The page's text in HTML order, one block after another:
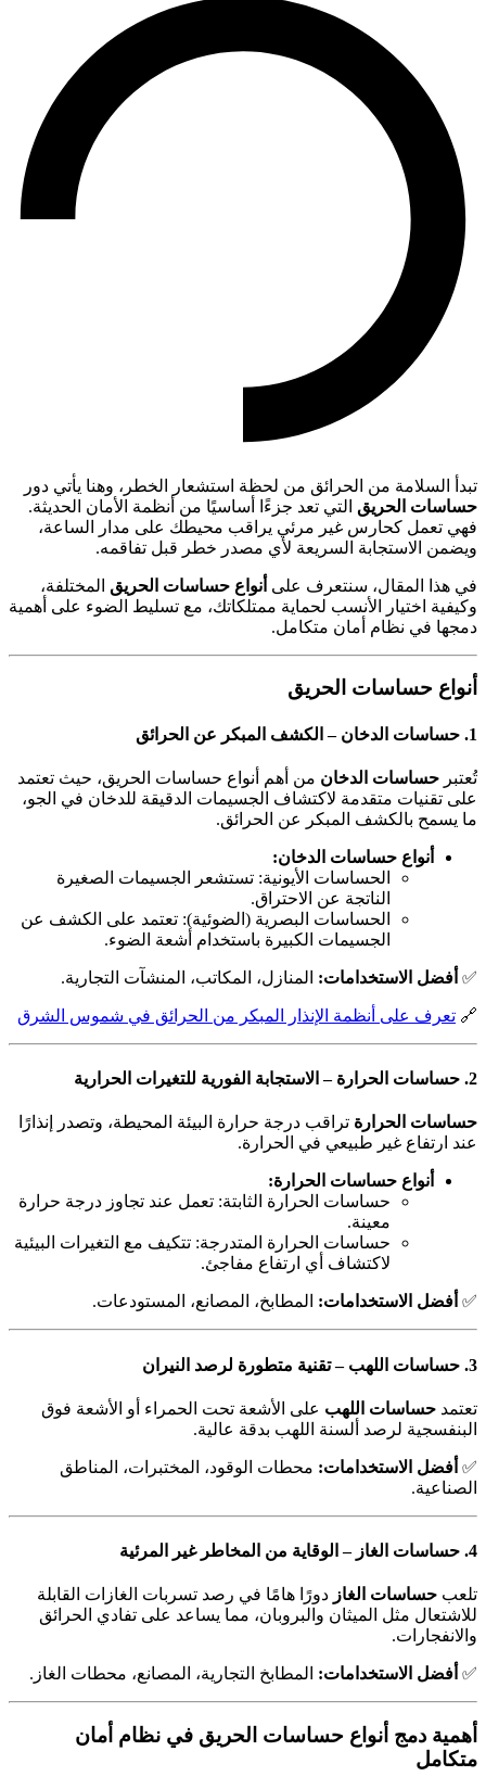
تبدأ السلامة من الحرائق من لحظة استشعار الخطر، وهنا يأتي دور
حساسات الحريق التي تعد جزءًا أساسيًا من أنظمة الأمان الحديثة.
فهي تعمل كحارس غير مرئي يراقب محيطك على مدار الساعة،
ويضمن الاستجابة السريعة لأي مصدر خطر قبل تفاقمه.
في هذا المقال، سنتعرف على أنواع حساسات الحريق المختلفة،
وكيفية اختيار الأنسب لحماية ممتلكاتك، مع تسليط الضوء على أهمية
دمجها في نظام أمان متكامل.
أنواع حساسات الحريق
1. حساسات الدخان – الكشف المبكر عن الحرائق
تُعتبر حساسات الدخان من أهم أنواع حساسات الحريق، حيث تعتمد
على تقنيات متقدمة لاكتشاف الجسيمات الدقيقة للدخان في الجو،
ما يسمح بالكشف المبكر عن الحرائق.
أنواع حساسات الدخان:
الحساسات الأيونية: تستشعر الجسيمات الصغيرة
الناتجة عن الاحتراق.
الحساسات البصرية (الضوئية): تعتمد على الكشف عن
الجسيمات الكبيرة باستخدام أشعة الضوء.
✅ أفضل الاستخدامات: المنازل، المكاتب، المنشآت التجارية.
🔗 تعرف على أنظمة الإنذار المبكر من الحرائق في شموس الشرق
2. حساسات الحرارة – الاستجابة الفورية للتغيرات الحرارية
حساسات الحرارة تراقب درجة حرارة البيئة المحيطة، وتصدر إنذارًا
عند ارتفاع غير طبيعي في الحرارة.
أنواع حساسات الحرارة:
حساسات الحرارة الثابتة: تعمل عند تجاوز درجة حرارة
معينة.
حساسات الحرارة المتدرجة: تتكيف مع التغيرات البيئية
لاكتشاف أي ارتفاع مفاجئ.
✅ أفضل الاستخدامات: المطابخ، المصانع، المستودعات.
3. حساسات اللهب – تقنية متطورة لرصد النيران
تعتمد حساسات اللهب على الأشعة تحت الحمراء أو الأشعة فوق
البنفسجية لرصد ألسنة اللهب بدقة عالية.
✅ أفضل الاستخدامات: محطات الوقود، المختبرات، المناطق
الصناعية.
4. حساسات الغاز – الوقاية من المخاطر غير المرئية
تلعب حساسات الغاز دورًا هامًا في رصد تسربات الغازات القابلة
للاشتعال مثل الميثان والبروبان، مما يساعد على تفادي الحرائق
والانفجارات.
✅ أفضل الاستخدامات: المطابخ التجارية، المصانع، محطات الغاز.
أهمية دمج أنواع حساسات الحريق في نظام أمان
متكامل